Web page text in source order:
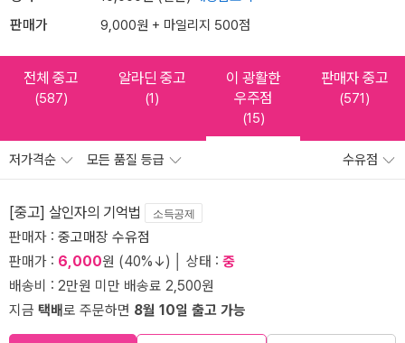
판매가 9,000원 + 마일리지 500점
전체 중고
(587)
알라딘 중고
(1)
이 광활한
우주점
(15)
판매자 중고
(571)
저가격순 모든 품질 등급 수유점
[중고] 살인자의 기억법 소득공제
판매자 : 중고매장 수유점
판매가 : 6,000원 (40%↓) │ 상태 : 중
배송비 : 2만원 미만 배송료 2,500원
지금 택배로 주문하면 8월 10일 출고 가능